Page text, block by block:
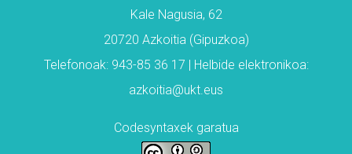
Kale Nagusia, 62
20720 Azkoitia (Gipuzkoa)
Telefonoak: 943-85 36 17 | Helbide elektronikoa:
azkoitia@ukt.eus
Codesyntaxek garatua